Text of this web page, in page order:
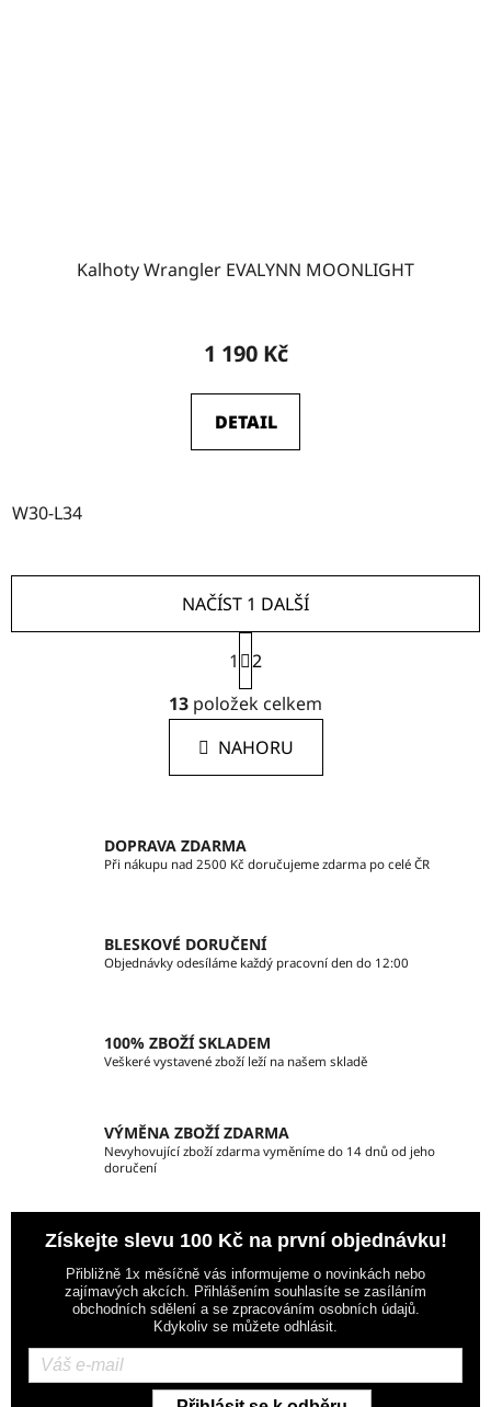
Kalhoty Wrangler EVALYNN MOONLIGHT
1 190 Kč
DETAIL
W30-L34
O
v
l
á
d
í
p
k
y
p
i
u
NAČÍST 1 DALŠÍ
S
t
r
á
n
k
í
1
2
13 položek celkem
NAHORU
DOPRAVA ZDARMA
Při nákupu nad 2500 Kč doručujeme zdarma po celé ČR
BLESKOVÉ DORUČENÍ
Objednávky odesíláme každý pracovní den do 12:00
100% ZBOŽÍ SKLADEM
Veškeré vystavené zboží leží na našem skladě
VÝMĚNA ZBOŽÍ ZDARMA
Nevyhovující zboží zdarma vyměníme do 14 dnů od jeho
doručení
Získejte slevu 100 Kč na první objednávku!
Přibližně 1x měsíčně vás informujeme o novinkách nebo
zajímavých akcích. Přihlášením souhlasíte se zasíláním
obchodních sdělení a se zpracováním osobních údajů.
Kdykoliv se můžete odhlásit.